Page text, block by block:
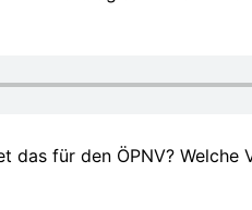
für den ÖPNV?